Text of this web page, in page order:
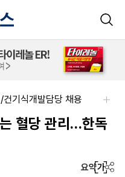
기식개발담당 채용
혈당 관리…한독
요약가